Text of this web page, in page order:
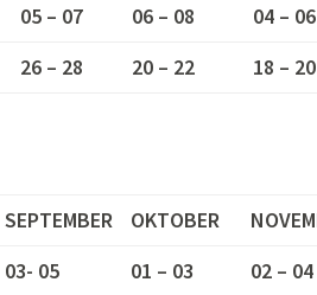
05 – 07 06 – 08 04 – 06
26 – 28 20 – 22 18 – 20
SEPTEMBER OKTOBER
03- 05 01 – 03 02 – 04